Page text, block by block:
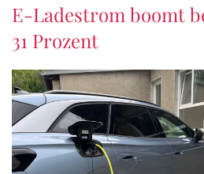
E-Ladestrom boomt
31 Prozent